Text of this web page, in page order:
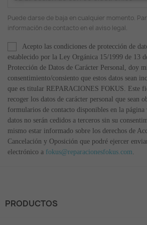
Puede darse de baja en cualquier momento.
información de contacto en el aviso legal.
Acepto las condiciones de protección de
establecido por la Ley Orgánica 15/1999 de 13
Protección de Datos de Carácter Personal, doy
consentimiento/consiento que estos datos sean
que es titular REPARACIONES FOKUS. Este
recoger los datos de carácter personal que sean
formularios de contacto disponibles en la página
datos no serán cedidos a terceros sin su
mismo estar informado sobre los derechos de
Cancelación y Oposición que podré ejercer
electrónico a fokus@reparacionesfokus.com.
PRODUCTOS